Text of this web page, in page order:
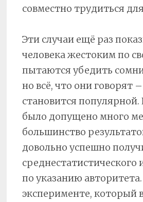
совместно трудиться
Эти случаи ещё раз
человека жестоким по
пытаются убедить
но всё, что они говорят
становится
было допущено много
большинство
довольно успешно
по указанию
эксперименте, который